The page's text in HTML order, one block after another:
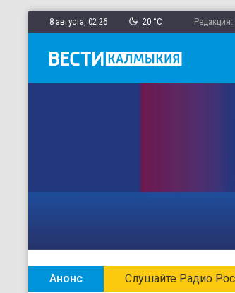
8 августа, 02 26 20 °C Редакция:
Анонс Слушайте Радио